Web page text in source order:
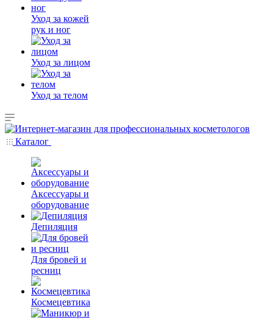
Уход за кожей
рук и ног
Уход за лицом
Уход за телом
Каталог
Аксессуары и
оборудование
Депиляция
Для бровей и
ресниц
Космецевтика